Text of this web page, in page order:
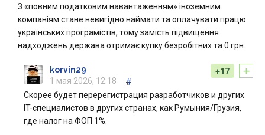
З «повним податковим навантаженням» іноземним
компаніям стане невигідно наймати та оплачувати працю
українських програмістів, тому замість підвищення
надходжень держава отримає купку безробітних та 0 грн.
+
+17
korvin29
1 мая 2026, 12:18
#
Скорее будет перерегистрация разработчиков и других
IT-специалистов в других странах, как Румыния/Грузия,
где налог на ФОП 1%.